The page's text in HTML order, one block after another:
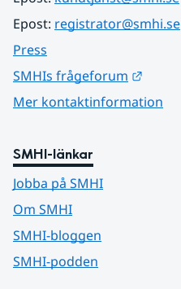
Epost: registrator@smhi.se
Press
SMHIs frågeforum
Mer kontaktinformation
SMHI-länkar
Jobba på SMHI
Om SMHI
SMHI-bloggen
SMHI-podden